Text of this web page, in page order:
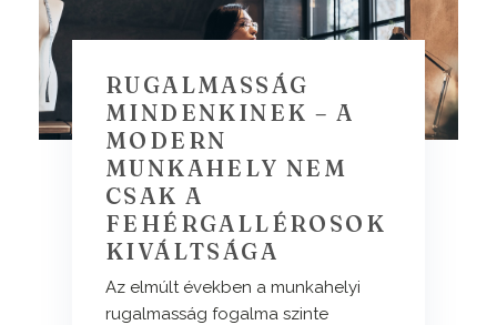
RUGALMASSÁG
MINDENKINEK – A
MODERN
MUNKAHELY NEM
CSAK A
FEHÉRGALLÉROSOK
KIVÁLTSÁGA
Az elmúlt években a munkahelyi
rugalmasság fogalma szinte